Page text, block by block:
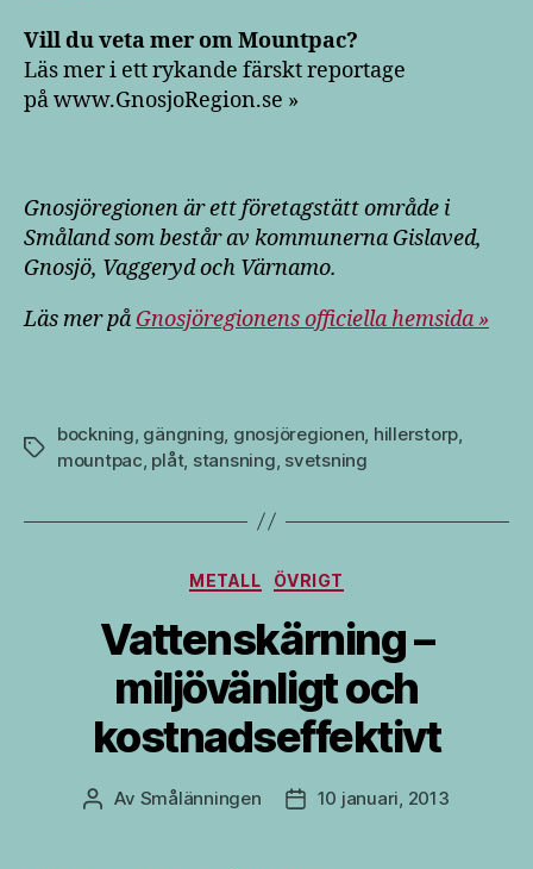
Vill du veta mer om Mountpac?
Läs mer i ett rykande färskt reportage
på www.GnosjoRegion.se »
Gnosjöregionen är ett företagstätt område i
Småland som består av kommunerna Gislaved,
Gnosjö, Vaggeryd och Värnamo.
Läs mer på Gnosjöregionens officiella hemsida »
Etiketter
bockning gängning gnosjöregionen hillerstorp
mountpac plåt, stansning svetsning
Kategorier
METALL ÖVRIGT
Vattenskärning –
miljövänligt och
kostnadseffektivt
Inläggsförfattare
Av Smålänningen Inläggsdatum
10 januari, 2013